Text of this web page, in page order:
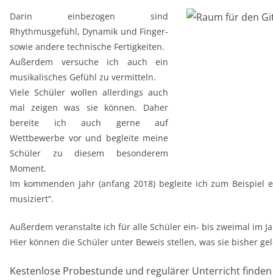
Darin einbezogen sind
Rhythmusgefühl, Dynamik und Finger-
sowie andere technische Fertigkeiten.
Außerdem versuche ich auch ein
musikalisches Gefühl zu vermitteln.
Viele Schüler wollen allerdings auch
mal zeigen was sie können. Daher
bereite ich auch gerne auf
Wettbewerbe vor und begleite meine
Schüler zu diesem besonderem
Moment.
Im kommenden Jahr (anfang 2018) begleite ich zum Beispiel
musiziert“.
Außerdem veranstalte ich für alle Schüler ein- bis zweimal im
Hier können die Schüler unter Beweis stellen, was sie bisher
Kestenlose Probestunde und regulärer Unterricht